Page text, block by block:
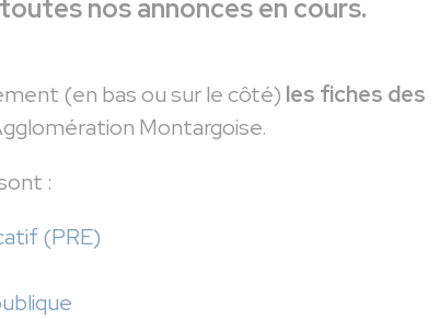
nos annonces en cours.
(en bas ou sur le côté) les fiches des
Montargoise.
:
(PRE)